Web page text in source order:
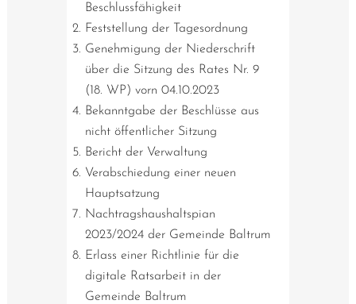
Beschlussfähigkeit
Feststellung der Tagesordnung
Genehmigung der Niederschrift
über die Sitzung des Rates Nr. 9
(18. WP) vorn 04.10.2023
Bekanntgabe der Beschlüsse aus
nicht öffentlicher Sitzung
Bericht der Verwaltung
Verabschiedung einer neuen
Hauptsatzung
Nachtragshaushaltspian
2023/2024 der Gemeinde Baltrum
Erlass einer Richtlinie für die
digitale Ratsarbeit in der
Gemeinde Baltrum